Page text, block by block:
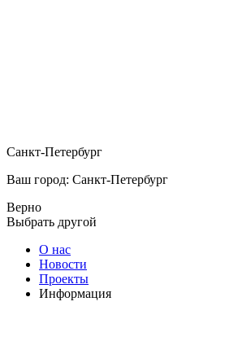
Санкт-Петербург
Ваш город: Санкт-Петербург
Верно
Выбрать другой
О нас
Новости
Проекты
Информация